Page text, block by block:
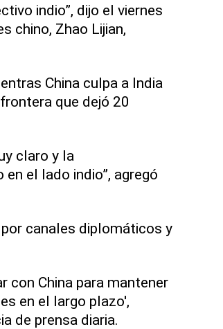
indio”, dijo el viernes
chino, Zhao Lijian,
China culpa a India
que dejó 20
claro y la
el lado indio”, agregó
canales diplomáticos y
con China para mantener
en el largo plazo',
de prensa diaria.